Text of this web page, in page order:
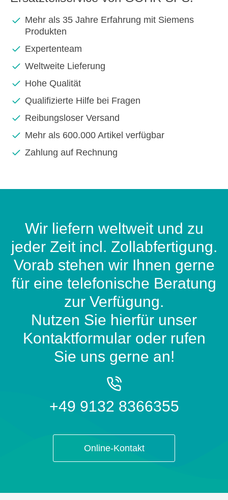
Mehr als 35 Jahre Erfahrung mit Siemens
Produkten
Expertenteam
Weltweite Lieferung
Hohe Qualität
Qualifizierte Hilfe bei Fragen
Reibungsloser Versand
Mehr als 600.000 Artikel verfügbar
Zahlung auf Rechnung
Wir liefern weltweit und zu
jeder Zeit incl. Zollabfertigung.
Vorab stehen wir Ihnen gerne
für eine telefonische Beratung
zur Verfügung.
Nutzen Sie hierfür unser
Kontaktformular oder rufen
Sie uns gerne an!
+49 9132 8366355
Online-Kontakt